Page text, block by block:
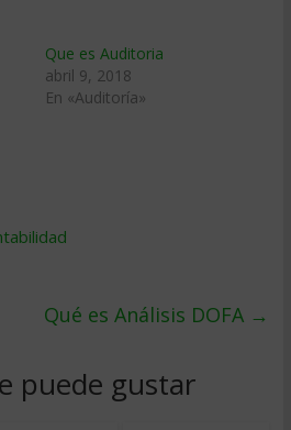
Que es Auditoria
abril 9, 2018
En «Auditoría»
Qué es Análisis DOFA →
puede gustar